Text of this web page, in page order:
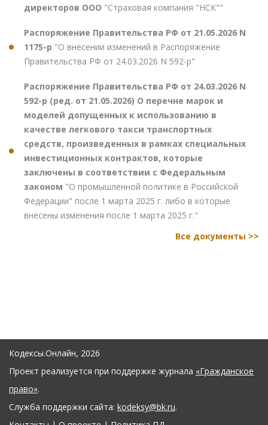
директоров ООО "Страховая компания "НСК""
Распоряжение Правительства РФ от 21.05.2026 N
1175-р "О внесении изменений в Распоряжение
Правительства РФ от 24.03.2026 N 592-р"
Распоряжение Правительства РФ от 24.03.2026 N
592-р (ред. от 21.05.2026) О перечне марок и
моделей допущенных к использованию в
качестве легкового такси транспортных
средств, произведенных в рамках специальных
инвестиционных контрактов, которые
заключены в соответствии с Федеральным
законом "О промышленной политике в Российской
Федерации" после 1 марта 2025 г. либо в которые
внесены изменения после 1 марта 2025 г."
Все документы >>
Кодексы.Онлайн, 2026
Проект реализуется при поддержке журнала «Гражданское
право».
Служба поддержки сайта: kodeksy@bk.ru.